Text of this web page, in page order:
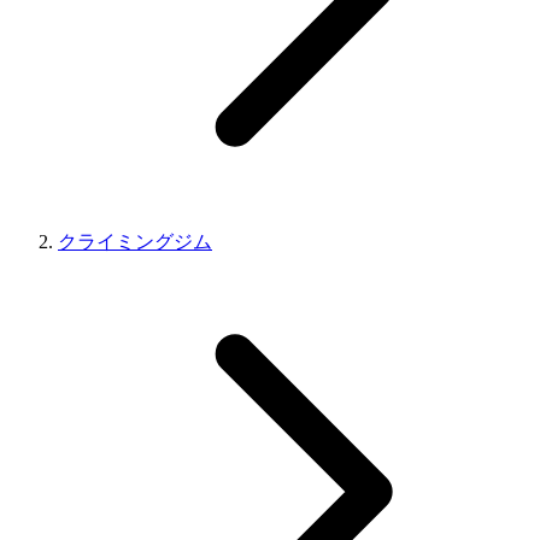
クライミングジム